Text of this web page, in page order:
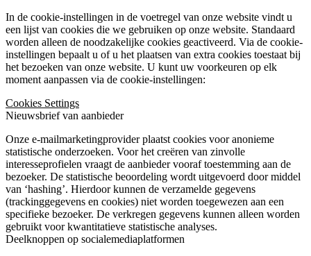
In de cookie-instellingen in de voetregel van onze website vindt u
een lijst van cookies die we gebruiken op onze website. Standaard
worden alleen de noodzakelijke cookies geactiveerd. Via de cookie-
instellingen bepaalt u of u het plaatsen van extra cookies toestaat bij
het bezoeken van onze website. U kunt uw voorkeuren op elk
moment aanpassen via de cookie-instellingen:
Cookies Settings
Nieuwsbrief van aanbieder
Onze e-mailmarketingprovider plaatst cookies voor anonieme
statistische onderzoeken. Voor het creëren van zinvolle
interesseprofielen vraagt de aanbieder vooraf toestemming aan de
bezoeker. De statistische beoordeling wordt uitgevoerd door middel
van ‘hashing’. Hierdoor kunnen de verzamelde gegevens
(trackinggegevens en cookies) niet worden toegewezen aan een
specifieke bezoeker. De verkregen gegevens kunnen alleen worden
gebruikt voor kwantitatieve statistische analyses.
Deelknoppen op socialemediaplatformen